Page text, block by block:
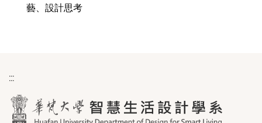
藝、設計思考
:::